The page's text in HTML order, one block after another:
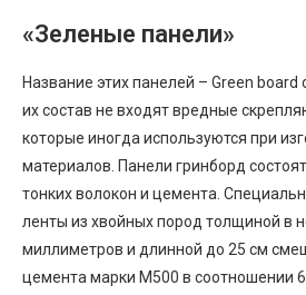
«Зеленые панели»
Название этих панелей – Green board
их состав не входят вредные
которые иногда используются при
материалов. Панели гринборд
тонких волокон и цемента.
ленты из хвойных пород толщиной в
миллиметров и длинной до 25 см
цемента марки М500 в соотношении